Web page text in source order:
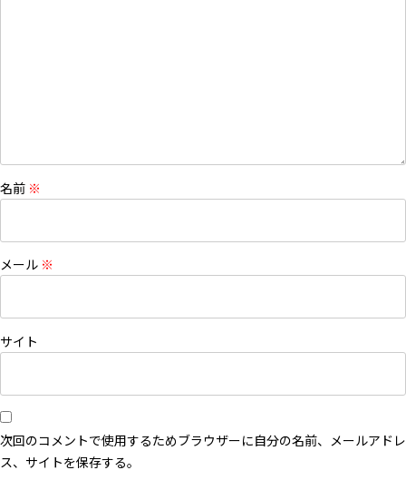
名前 ※
メール ※
サイト
次回のコメントで使用するためブラウザーに自分の名前、メールアドレ
ス、サイトを保存する。